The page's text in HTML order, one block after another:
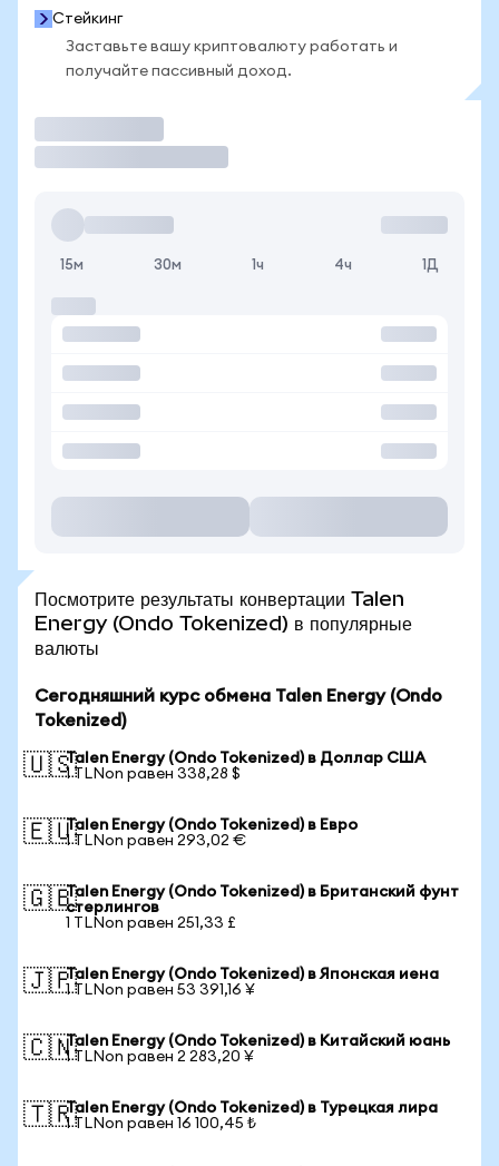
Стейкинг
Заставьте вашу криптовалюту работать и
получайте пассивный доход.
15м 30м 1ч 4ч 1Д
Посмотрите результаты конвертации Talen
Energy (Ondo Tokenized) в популярные
валюты
Сегодняшний курс обмена Talen Energy (Ondo
Tokenized)
🇺🇸Talen Energy (Ondo Tokenized) в Доллар США
1 TLNon равен 338,28 $
🇪🇺Talen Energy (Ondo Tokenized) в Евро
1 TLNon равен 293,02 €
🇬🇧Talen Energy (Ondo Tokenized) в Британский фунт
стерлингов
1 TLNon равен 251,33 £
🇯🇵Talen Energy (Ondo Tokenized) в Японская иена
1 TLNon равен 53 391,16 ¥
🇨🇳Talen Energy (Ondo Tokenized) в Китайский юань
1 TLNon равен 2 283,20 ¥
🇹🇷Talen Energy (Ondo Tokenized) в Турецкая лира
1 TLNon равен 16 100,45 ₺